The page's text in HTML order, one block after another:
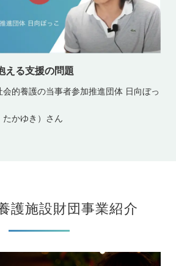
える支援の問題
的養護の当事者参加推進団体 日向ぼっ
かゆき）さん
護施設財団事業紹介